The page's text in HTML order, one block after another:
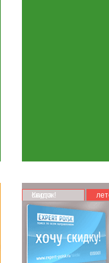
Карта скидок!